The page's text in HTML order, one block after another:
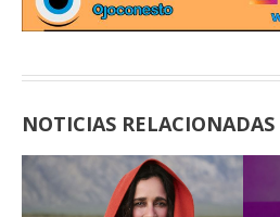
NOTICIAS